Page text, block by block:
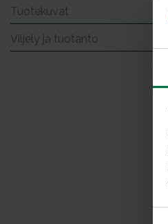
Tuotekuvat
Viljely ja tuotanto